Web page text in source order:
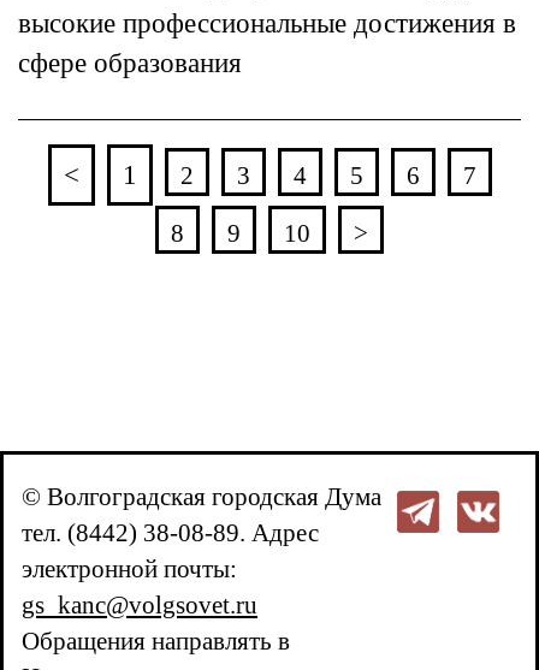
высокие профессиональные достижения в
сфере образования
< 1 2 3 4 5 6
7
8
9 10 >
© Волгоградская городская Дума
тел. (8442) 38-08-89. Адрес
электронной почты:
gs_kanc@volgsovet.ru
Обращения направлять в